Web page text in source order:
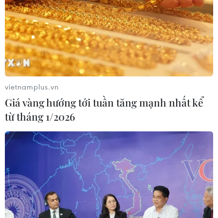
07/08/2026 11:18
Có 50 cơ sở kiểm nghiệm được GACC
chấp nhận phục vụ xuất khẩu mít,
sầu riêng
07/08/2026 10:27
Giá dầu tăng trước những lo ngại về
kế hoạch mở lại Eo biển Hormuz
07/08/2026 08:58
Nhà đầu tư Anh đề xuất siêu dự án Tổ
hợp cảng biển 18 tỷ USD tại Quảng
vietnamplus.vn
Giá vàng hướng tới tuần tăng mạnh nhất kể
từ tháng 1/2026